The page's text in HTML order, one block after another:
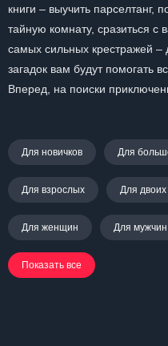
книги – выучить парселтанг,
тайную комнату, сразиться с
самых сильных крестражей
загадок вам будут помогать
Вперед, на поиски
Для новичков Для
Для взрослых Для двоих
Для женщин Для мужчин
Показать все